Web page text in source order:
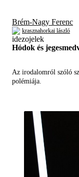
Brém-Nagy Ferenc
krasznahorkai lászló
Hódok és
Az irodalomról szóló
polémiája.